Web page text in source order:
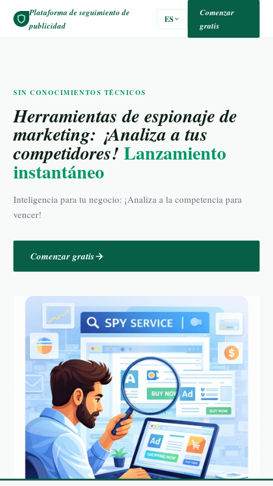
Plataforma de seguimiento de
publicidad
ES
Comenzar
gratis
SIN CONOCIMIENTOS TÉCNICOS
Herramientas de espionaje de
marketing: ¡Analiza a tus
competidores! Lanzamiento
instantáneo
Inteligencia para tu negocio: ¡Analiza a la competencia para
vencer!
Comenzar gratis